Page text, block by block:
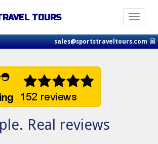
Toggle
TOURS
sales@sportstraveltours.com
Real reviews